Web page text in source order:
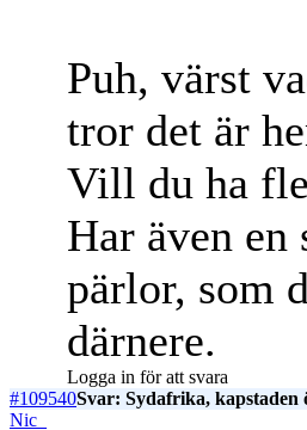
Puh, värst
tror det är
Vill du ha
Har även en
pärlor, som
därnere.
Logga in för att svara
#109540Svar: Sydafrika, kapstaden
Nic_